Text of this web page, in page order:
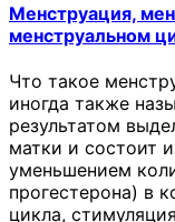
Менструация,
менструальном
Что такое
иногда также
результатом
матки и состоит
уменьшением
прогестерона) в
цикла,